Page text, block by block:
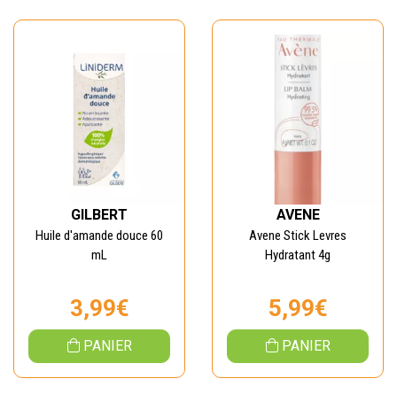
GILBERT
Huile d'amande douce 60
mL
3,99€
PANIER
AVENE
Avene Stick Levres
Hydratant 4g
5,99€
PANIER